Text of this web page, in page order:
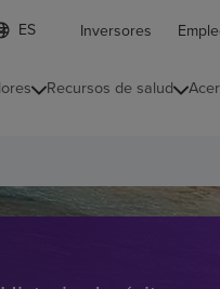
Inversores
Recursos de salud